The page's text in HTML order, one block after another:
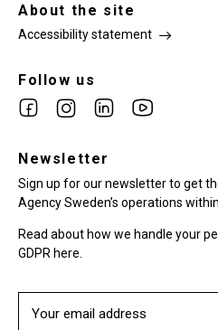
About the site
Accessibility statement
Follow us
facebookinstagramLinkedin
Newsletter
Sign up for our newsletter to get
Agency Sweden’s operations
Read about how we handle your
GDPR here.